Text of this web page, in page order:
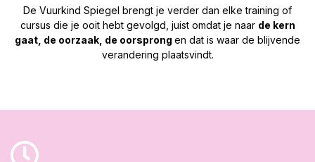
De Vuurkind Spiegel brengt je verder dan elke training of
cursus die je ooit hebt gevolgd, juist omdat je naar de kern
gaat, de oorzaak, de oorsprong en dat is waar de blijvende
verandering plaatsvindt.